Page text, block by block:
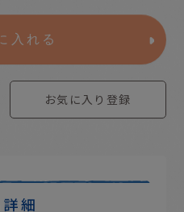
入れる
お気に入り登録
細